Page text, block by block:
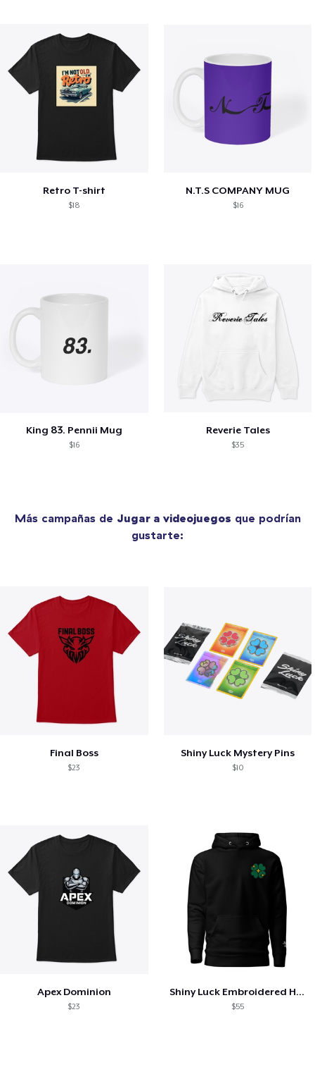
Retro T-shirt
$18
N.T.S COMPANY MUG
$16
King 83. Pennii Mug
$16
Reverie Tales
$35
Más campañas de Jugar a videojuegos que podrían
gustarte:
Final Boss
$23
Shiny Luck Mystery Pins
$10
Apex Dominion
$23
Shiny Luck Embroidered Hoodie
$55